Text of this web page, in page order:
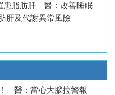
患脂肪肝 醫：改善睡眠
肝及代謝異常風險
醫：當心大腦拉警報